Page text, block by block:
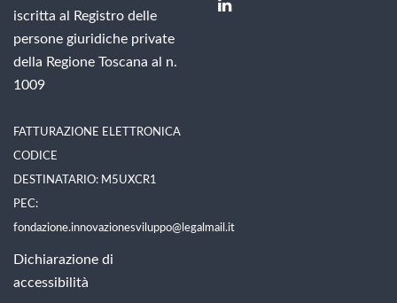
iscritta al Registro delle
persone giuridiche private
della Regione Toscana al n.
1009
FATTURAZIONE ELETTRONICA
CODICE
DESTINATARIO: M5UXCR1
PEC:
fondazione.innovazionesviluppo@legalmail.it
Dichiarazione di
accessibilità